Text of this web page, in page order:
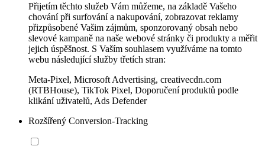
Přijetím těchto služeb Vám můžeme, na základě Vašeho
chování při surfování a nakupování, zobrazovat reklamy
přizpůsobené Vašim zájmům, sponzorovaný obsah nebo
slevové kampaně na naše webové stránky či produkty a měřit
jejich úspěšnost. S Vaším souhlasem využíváme na tomto
webu následující služby třetích stran:
Meta-Pixel, Microsoft Advertising, creativecdn.com
(RTBHouse), TikTok Pixel, Doporučení produktů podle
klikání uživatelů, Ads Defender
Rozšířený Conversion-Tracking